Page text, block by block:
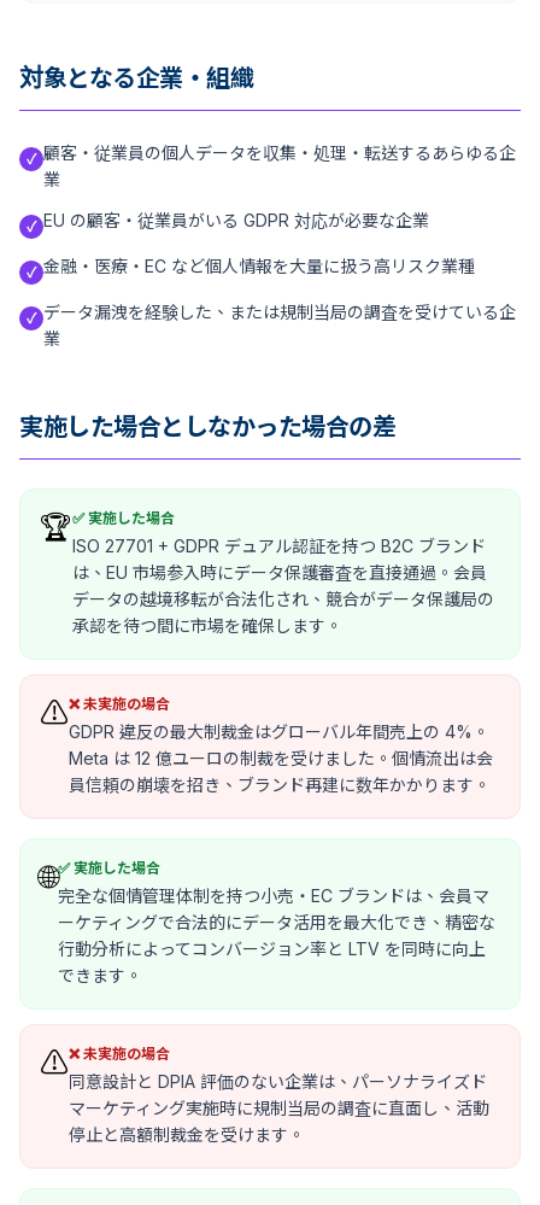
対象となる企業・組織
✓ 顧客・従業員の個人データを収集・処理・転送するあらゆる企
業
✓ EU の顧客・従業員がいる GDPR 対応が必要な企業
✓ 金融・医療・EC など個人情報を大量に扱う高リスク業種
✓ データ漏洩を経験した、または規制当局の調査を受けている企
業
実施した場合としなかった場合の差
🏆✅ 実施した場合
ISO 27701 + GDPR デュアル認証を持つ B2C ブランド
は、EU 市場参入時にデータ保護審査を直接通過。会員
データの越境移転が合法化され、競合がデータ保護局の
承認を待つ間に市場を確保します。
⚠️❌ 未実施の場合
GDPR 違反の最大制裁金はグローバル年間売上の 4%。
Meta は 12 億ユーロの制裁を受けました。個情流出は会
員信頼の崩壊を招き、ブランド再建に数年かかります。
🌐✅ 実施した場合
完全な個情管理体制を持つ小売・EC ブランドは、会員マ
ーケティングで合法的にデータ活用を最大化でき、精密な
行動分析によってコンバージョン率と LTV を同時に向上
できます。
⚠️❌ 未実施の場合
同意設計と DPIA 評価のない企業は、パーソナライズド
マーケティング実施時に規制当局の調査に直面し、活動
停止と高額制裁金を受けます。